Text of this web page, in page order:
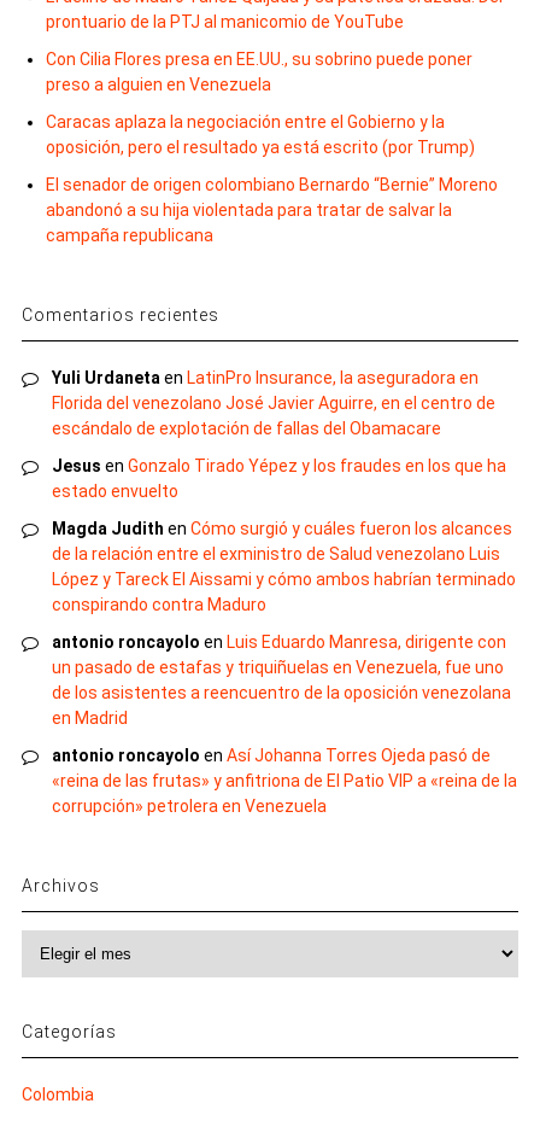
prontuario de la PTJ al manicomio de YouTube
Con Cilia Flores presa en EE.UU., su sobrino puede poner
preso a alguien en Venezuela
Caracas aplaza la negociación entre el Gobierno y la
oposición, pero el resultado ya está escrito (por Trump)
El senador de origen colombiano Bernardo “Bernie” Moreno
abandonó a su hija violentada para tratar de salvar la
campaña republicana
Comentarios recientes
Yuli Urdanetaen LatinPro Insurance, la aseguradora en
Florida del venezolano José Javier Aguirre, en el centro de
escándalo de explotación de fallas del Obamacare
Jesus en Gonzalo Tirado Yépez y los fraudes en los que ha
estado envuelto
Magda Judith en Cómo surgió y cuáles fueron los alcances
de la relación entre el exministro de Salud venezolano Luis
López y Tareck El Aissami y cómo ambos habrían terminado
conspirando contra Maduro
antonio roncayolo en Luis Eduardo Manresa, dirigente con
un pasado de estafas y triquiñuelas en Venezuela, fue uno
de los asistentes a reencuentro de la oposición venezolana
en Madrid
antonio roncayolo en Así Johanna Torres Ojeda pasó de
«reina de las frutas» y anfitriona de El Patio VIP a «reina de la
corrupción» petrolera en Venezuela
Archivos
Archivos
Categorías
Colombia